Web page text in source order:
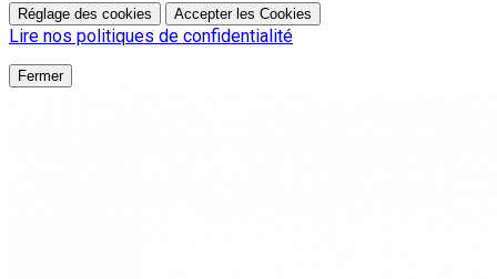
Réglage des cookies Accepter les Cookies
Lire nos politiques de confidentialité
Fermer